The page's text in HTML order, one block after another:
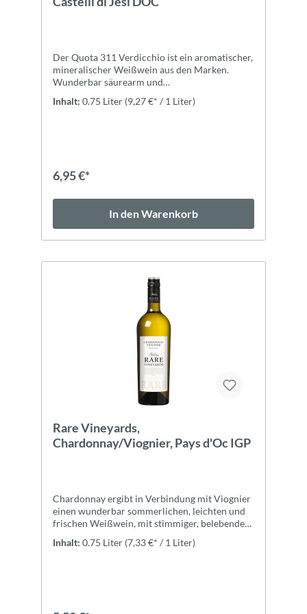
Der Quota 311 Verdicchio ist ein aromatischer,
mineralischer Weißwein aus den Marken.
Wunderbar säurearm und
Antioxidationsmittel (KALIUMBISULFIT
Inhalt: 0.75 Liter (9,27 €* / 1 Liter)
6,95 €*
In den Warenkorb
Rare Vineyards,
Chardonnay/Viognier, Pays d'Oc IGP
Chardonnay ergibt in Verbindung mit Viognier
einen wunderbar sommerlichen, leichten und
frischen Weißwein, mit stimmiger, belebender
weißer Blüten, von Pfirsich und Limette und
Inhalt: 0.75 Liter (7,33 €* / 1 Liter)